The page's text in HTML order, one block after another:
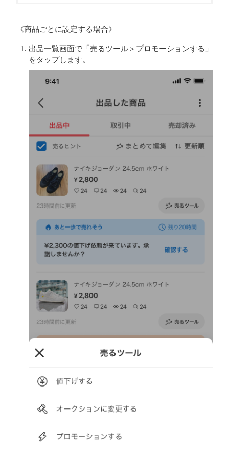
《商品ごとに設定する場合》
出品一覧画面で「売るツール＞プロモーションする」
をタップします。